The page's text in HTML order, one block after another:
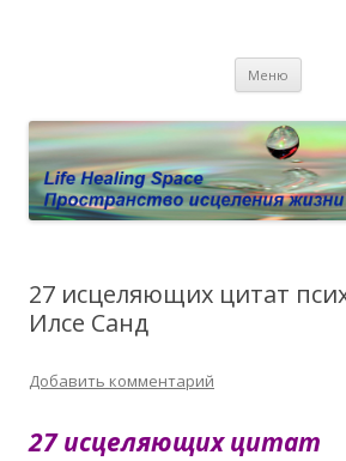
Личный сайт
исцелении воспоминанием и
Меню
27 исцеляющих цитат
Илсе Санд
Добавить комментарий
27 исцеляющих цитат